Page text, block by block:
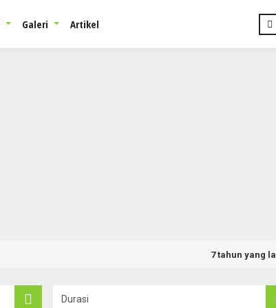
Galeri Artikel
7 tahun yang lalu